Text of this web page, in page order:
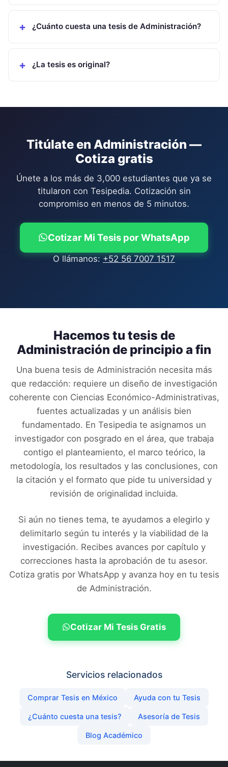
¿Cuánto cuesta una tesis de Administración?
¿La tesis es original?
Titúlate en Administración —
Cotiza gratis
Únete a los más de 3,000 estudiantes que ya se
titularon con Tesipedia. Cotización sin
compromiso en menos de 5 minutos.
Cotizar Mi Tesis por WhatsApp
O llámanos:+52 56 7007 1517
Hacemos tu tesis de
Administración de principio a fin
Una buena tesis de Administración necesita más
que redacción: requiere un diseño de investigación
coherente con Ciencias Económico-Administrativas,
fuentes actualizadas y un análisis bien
fundamentado. En Tesipedia te asignamos un
investigador con posgrado en el área, que trabaja
contigo el planteamiento, el marco teórico, la
metodología, los resultados y las conclusiones, con
la citación y el formato que pide tu universidad y
revisión de originalidad incluida.
Si aún no tienes tema, te ayudamos a elegirlo y
delimitarlo según tu interés y la viabilidad de la
investigación. Recibes avances por capítulo y
correcciones hasta la aprobación de tu asesor.
Cotiza gratis por WhatsApp y avanza hoy en tu tesis
de Administración.
Cotizar Mi Tesis Gratis
Servicios relacionados
Comprar Tesis en México Ayuda con tu Tesis
¿Cuánto cuesta una tesis? Asesoría de Tesis
Blog Académico